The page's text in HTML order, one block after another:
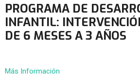
PROGRAMA DE
INFANTIL:
DE 6 MESES A 3 AÑOS
Más Información